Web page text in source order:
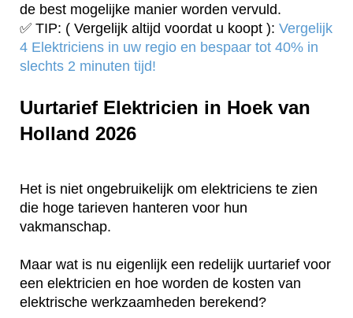
de best mogelijke manier worden vervuld.
✅ TIP: ( Vergelijk altijd voordat u koopt ): Vergelijk
4 Elektriciens in uw regio en bespaar tot 40% in
slechts 2 minuten tijd!
Uurtarief Elektricien in Hoek van
Holland 2026
Het is niet ongebruikelijk om elektriciens te zien
die hoge tarieven hanteren voor hun
vakmanschap.
Maar wat is nu eigenlijk een redelijk uurtarief voor
een elektricien en hoe worden de kosten van
elektrische werkzaamheden berekend?